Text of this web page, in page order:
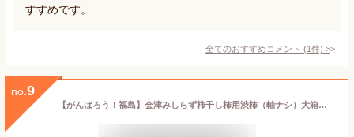
すすめです。
全てのおすすめコメント (1件) >
no. 9
【がんばろう！福島】会津みしらず柿干し柿用渋柿（軸ナシ）大箱（クリップ付き）・柿・国産（福島県会津若松市）柿/渋柿/干し柿/福島/会津/訳あり/送料込み/果物/加工